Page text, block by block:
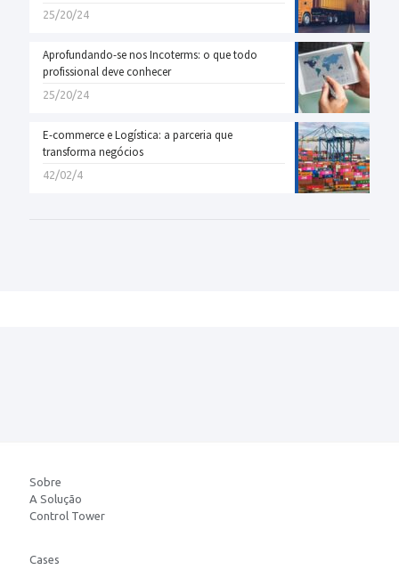
25/20/24
Aprofundando-se nos Incoterms: o que todo
profissional deve conhecer
25/20/24
E-commerce e Logística: a parceria que
transforma negócios
42/02/4
Sobre
A Solução
Control Tower
Cases